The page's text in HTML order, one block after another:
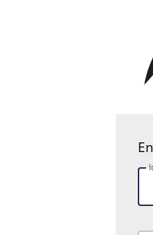
I